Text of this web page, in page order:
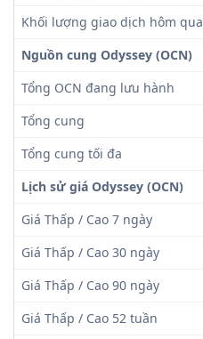
Khối lượng giao dịch hôm qua
Nguồn cung Odyssey (OCN)
Tổng OCN đang lưu hành
Tổng cung
Tổng cung tối đa
Lịch sử giá Odyssey (OCN)
Giá Thấp / Cao 7 ngày
Giá Thấp / Cao 30 ngày
Giá Thấp / Cao 90 ngày
Giá Thấp / Cao 52 tuần